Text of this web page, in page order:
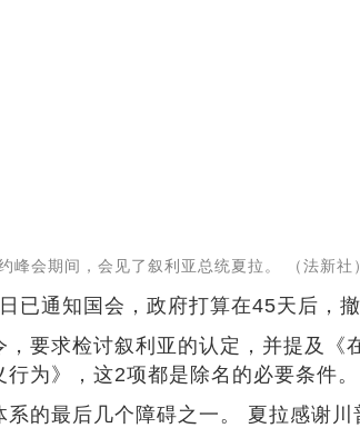
会期间，会见了叙利亚总统夏拉。 （法新社）
通知国会，政府打算在45天后，
要求检讨叙利亚的认定，并提及
为》，这2项都是除名的必要条件。
的最后几个障碍之一。 夏拉感谢